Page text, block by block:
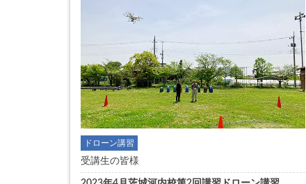
ドローン講習
受講生の皆様